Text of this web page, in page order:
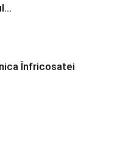
Înfricosatei